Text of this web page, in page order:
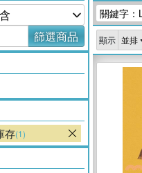
篩選商品
存(1)
關鍵字：
顯示